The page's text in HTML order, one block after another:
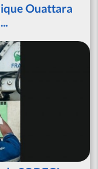
Ouattara